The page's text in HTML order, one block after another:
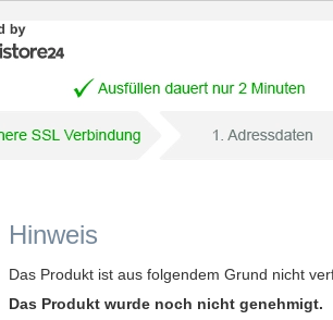
Hinweis
Das Produkt ist aus folgendem Grund nicht
Das Produkt wurde noch nicht genehmigt.